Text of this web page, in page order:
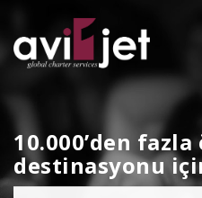
10.000’den
destinasyonu